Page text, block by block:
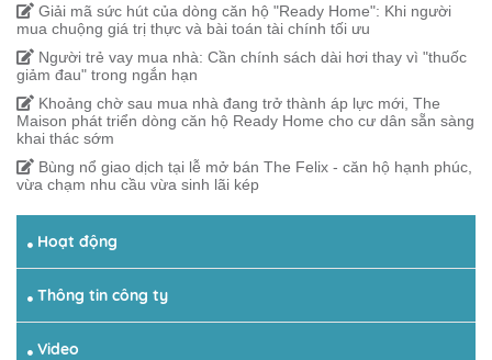
Giải mã sức hút của dòng căn hộ "Ready Home": Khi người
mua chuộng giá trị thực và bài toán tài chính tối ưu
Người trẻ vay mua nhà: Cần chính sách dài hơi thay vì "thuốc
giảm đau" trong ngắn hạn
Khoảng chờ sau mua nhà đang trở thành áp lực mới, The
Maison phát triển dòng căn hộ Ready Home cho cư dân sẵn sàng
khai thác sớm
Bùng nổ giao dịch tại lễ mở bán The Felix - căn hộ hạnh phúc,
vừa chạm nhu cầu vừa sinh lãi kép
Hoạt động
Thông tin công ty
Video